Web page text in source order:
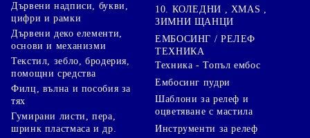
Дървени надписи, букви,
цифри и рамки
Дървени деко елементи,
основи и механизми
Текстил, зебло, бродерия,
помощни средства
Филц, вълна и пособия за
тях
Гумирани листи, пера,
шринк пластмаса и др.
10. КОЛЕДНИ , XMAS ,
ЗИМНИ ЩАНЦИ
ЕМБОСИНГ / РЕЛЕФ
ТЕХНИКА
Техника - Топъл ембос
Ембосинг пудри
Шаблони за релеф и
оцветяване с мастила
Инструменти за релеф